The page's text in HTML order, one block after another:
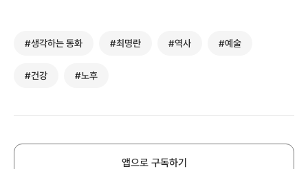
#생각하는 동화 #최명란 #역사 #예술
#건강 #노후
앱으로 구독하기